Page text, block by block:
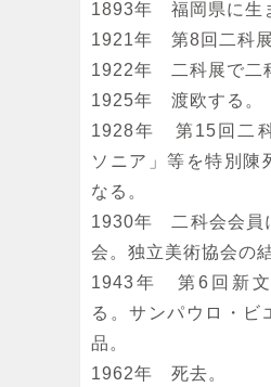
1893年 福岡県に生
1921年 第8回二科展
1922年 二科展で二
1925年 渡欧する。
1928年 第15回二
ソニア」等を特別陳
なる。
1930年 二科会会員
会。独立美術協会の
1943年 第6回新文
る。サンパウロ・ビ
品。
1962年 死去。